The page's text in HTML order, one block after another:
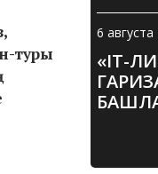
туры
6 августа
«IT-